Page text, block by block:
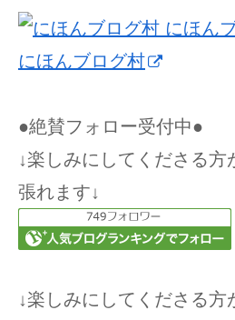
にほんブログ村
●絶賛フォロー受付中●
↓楽しみにしてくださる方
張れます↓
↓楽しみにしてくださる方